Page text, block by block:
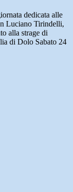
dedicata alle
Luciano Tirindelli,
alla strage di
di Dolo Sabato 24